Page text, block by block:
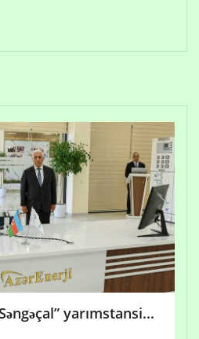
yarımstansi...